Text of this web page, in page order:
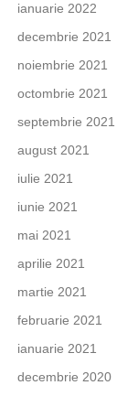
ianuarie 2022
decembrie 2021
noiembrie 2021
octombrie 2021
septembrie 2021
august 2021
iulie 2021
iunie 2021
mai 2021
aprilie 2021
martie 2021
februarie 2021
ianuarie 2021
decembrie 2020